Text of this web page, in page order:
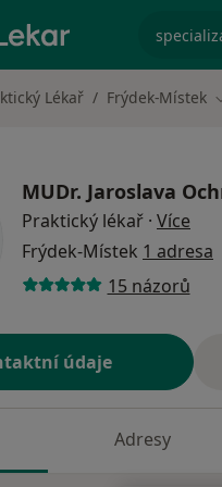
Lékař Frýdek-Místek
MUDr. Jaroslava
Praktický lékař · Více
Frýdek-Místek 1 adresa
15 názorů
údaje
Adresy